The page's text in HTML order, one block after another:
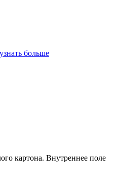
узнать больше
картона. Внутреннее поле